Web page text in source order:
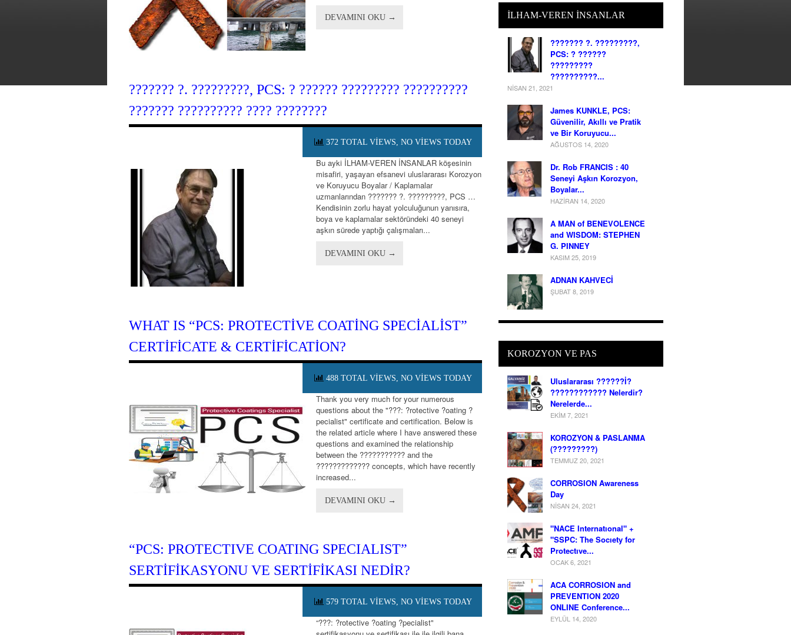
DEVAMINI OKU →
??????? ?. ?????????, PCS: ? ?????? ????????? ??????????
??????? ?????????? ???? ????????
372 TOTAL VIEWS, NO VIEWS TODAY
Bu ayki İLHAM-VEREN İNSANLAR köşesinin
misafiri, yaşayan efsanevi uluslararası Korozyon
ve Koruyucu Boyalar / Kaplamalar
uzmanlarından ??????? ?. ?????????, PCS …
Kendisinin zorlu hayat yolculuğunun yanısıra,
boya ve kaplamalar sektöründeki 40 seneyi
aşkın sürede yaptığı çalışmaları...
DEVAMINI OKU →
WHAT IS “PCS: PROTECTIVE COATING SPECIALIST”
CERTIFICATE & CERTIFICATION?
488 TOTAL VIEWS, NO VIEWS TODAY
Thank you very much for your numerous
questions about the "???: ?rotective ?oating ?
pecialist" certificate and certification. Below is
the related article where I have answered these
questions and examined the relationship
between the ??????????? and the
????????????? concepts, which have recently
increased...
DEVAMINI OKU →
“PCS: PROTECTIVE COATING SPECIALIST”
SERTIFIKASYONU VE SERTIFIKASI NEDIR?
579 TOTAL VIEWS, NO VIEWS TODAY
“???: ?rotective ?oating ?pecialist"
İLHAM-VEREN İNSANLAR
??????? ?. ?????????,
PCS: ? ??????
?????????
??????????...
NISAN 21, 2021
James KUNKLE, PCS:
Güvenilir, Akıllı ve Pratik
ve Bir Koruyucu...
AĞUSTOS 14, 2020
Dr. Rob FRANCIS : 40
Seneyi Aşkın Korozyon,
Boyalar...
HAZIRAN 14, 2020
A MAN of BENEVOLENCE
and WISDOM: STEPHEN
G. PINNEY
KASIM 25, 2019
ADNAN KAHVECİ
ŞUBAT 8, 2019
KOROZYON VE PAS
Uluslararası ??????İ?
???????????? Nelerdir?
Nerelerde...
EKIM 7, 2021
KOROZYON & PASLANMA
(?????????)
TEMMUZ 20, 2021
CORROSION Awareness
Day
NISAN 24, 2021
"NACE Internatıonal" +
"SSPC: The Socıety for
Protectıve...
OCAK 6, 2021
ACA CORROSION and
PREVENTION 2020
ONLINE Conference...
EYLÜL 14, 2020